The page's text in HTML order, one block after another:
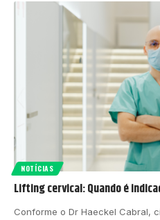
NOTÍCIAS
Lifting cervical: Quando é
Conforme o Dr Haeckel Cabral,